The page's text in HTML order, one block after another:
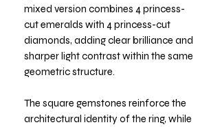
mixed version combines 4 princess-
cut emeralds with 4 princess-cut
diamonds, adding clear brilliance and
sharper light contrast within the same
geometric structure.
The square gemstones reinforce the
architectural identity of the ring, while